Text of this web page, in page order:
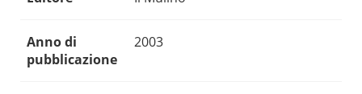
Anno di
pubblicazione
2003